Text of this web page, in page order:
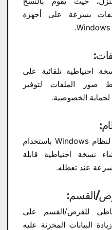
بسرعة على أجهزة
احتياطية تلقائية على
صور الملفات لتوفير
الخصوصية.
قم بعمل نسخة احتياطية لنظام Windows باستخدام
نسخة احتياطية قابلة
عند تعطله.
القسم:
للقرص/القسم على
البيانات المخزنة عليه